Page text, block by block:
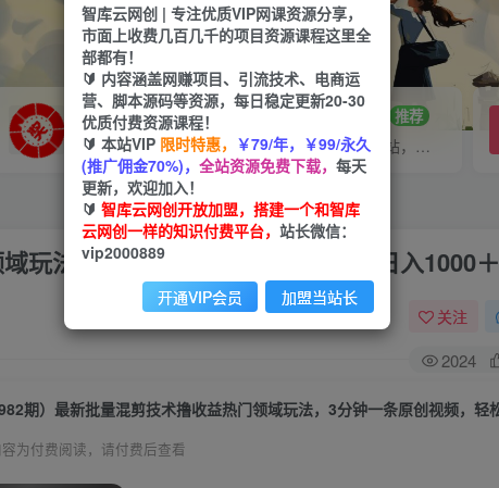
VIP推广
70%分佣
会员专属推广链接
招募站长 推荐
搭建同款网站，自己当老板
玩法，3分钟一条原创视频，轻松日入1000＋
关注
2024
容为付费阅读，请付费后查看
智库云网创 | 专注优质VIP网课资源分享，
市面上收费几百几千的项目资源课程这里全
部都有！
🔰 内容涵盖网赚项目、引流技术、电商运
营、脚本源码等资源，每日稳定更新20-30
优质付费资源课程！
🔰 本站VIP 限时特惠， ￥79/年，￥99/永久
(推广佣金70%)， 全站资源免费下载， 每天
更新，欢迎加入！
🔰 智库云网创开放加盟，搭建一个和智库
云网创一样的知识付费平台， 站长微信：
vip2000889
开通VIP会员 加盟当站长